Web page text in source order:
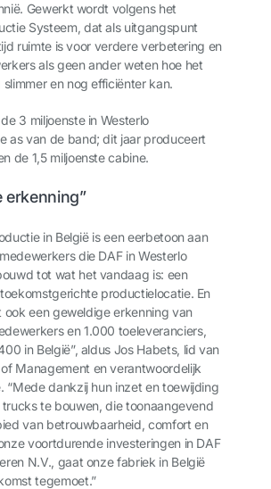
Gewerkt wordt volgens het
Systeem, dat als uitgangspunt
ruimte is voor verdere verbetering en
als geen ander weten hoe het
en nog efficiënter kan.
3 miljoenste in Westerlo
as van de band; dit jaar produceert
de 1,5 miljoenste cabine.
erkenning”
in België is een eerbetoon aan
die DAF in Westerlo
tot wat het vandaag is: een
productielocatie. En
ook een geweldige erkenning van
en 1.000 toeleveranciers,
in België”, aldus Jos Habets, lid van
Management en verantwoordelijk
“Mede dankzij hun inzet en toewijding
trucks te bouwen, die toonaangevend
van betrouwbaarheid, comfort en
voortdurende investeringen in DAF
N.V., gaat onze fabriek in België
tegemoet.”